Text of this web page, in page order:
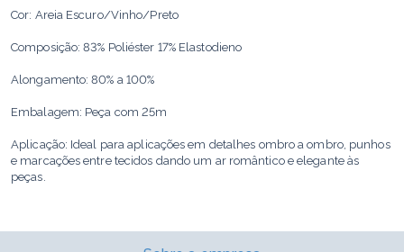
Cor: Areia Escuro/Vinho/Preto
Composição: 83% Poliéster 17% Elastodieno
Alongamento: 80% a 100%
Embalagem: Peça com 25m
Aplicação: Ideal para aplicações em detalhes ombro a ombro, punhos
e marcações entre tecidos dando um ar romântico e elegante às
peças.